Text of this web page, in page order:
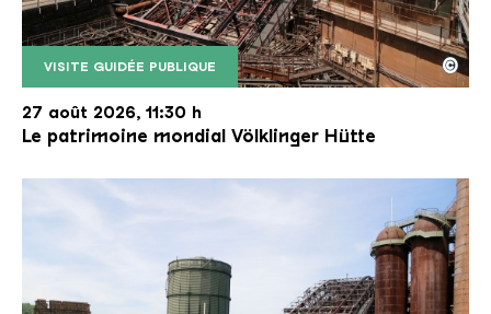
VISITE GUIDÉE PUBLIQUE
Le monte-charge incliné de la Völklinger Hütte
Copyright: Weltkulturerbe Völklinger Hütte | Karl
©
27 août 2026, 11:30 h
Le patrimoine mondial Völklinger Hütte